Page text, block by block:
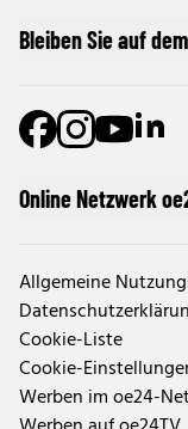
Online Netzwerk
Allgemeine
Cookie-Liste
Cookie-
Werben im oe24-
Bleiben Sie auf